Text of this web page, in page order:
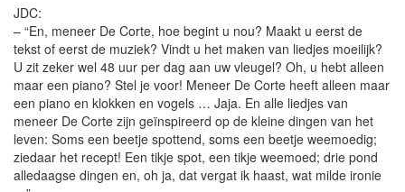
JDC:
– “En, meneer De Corte, hoe begint u nou? Maakt u eerst de
tekst of eerst de muziek? Vindt u het maken van liedjes moeilijk?
U zit zeker wel 48 uur per dag aan uw vleugel? Oh, u hebt alleen
maar een piano? Stel je voor! Meneer De Corte heeft alleen maar
een piano en klokken en vogels … Jaja. En alle liedjes van
meneer De Corte zijn geïnspireerd op de kleine dingen van het
leven: Soms een beetje spottend, soms een beetje weemoedig;
ziedaar het recept! Een tikje spot, een tikje weemoed; drie pond
alledaagse dingen en, oh ja, dat vergat ik haast, wat milde ironie